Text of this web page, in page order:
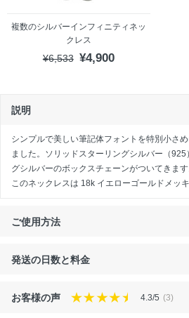
複数のシルバーインフィニティネッ
クレス
¥6,533 ¥4,900
説明
シンプルで美しい筆記体フォントを特別小さ
ました。ソリッドスターリングシルバー（
グシルバーのボックスチェーンがついてきます
このネックレスは 18k イエローゴールドメッキ
ご使用方法
発送の日数と料金
お客様の声 4.3/5 (3)